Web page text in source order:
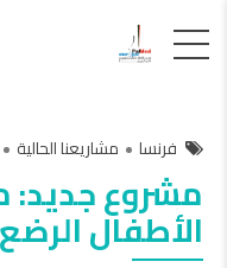
فرنسا مشاريعنا الحالية
مشروع جديد:
الأطفال